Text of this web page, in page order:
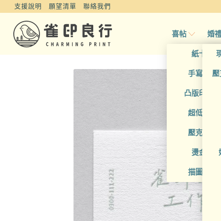
支援說明 願望清單 聯絡我們
喜帖
紙卡喜帖
手寫風喜
凸版印刷
超低價喜
壓克力喜
燙金喜帖
描圖紙喜
婚